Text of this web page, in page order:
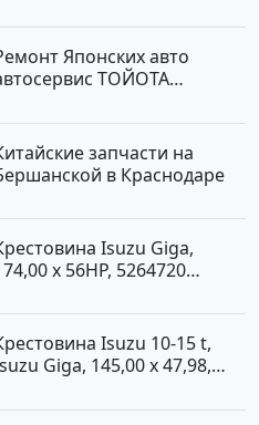
Японских авто
ТОЙОТА
запчасти на
в Краснодаре
Isuzu Giga,
x 56HP, 5264720
Isuzu 10-15 t,
Giga, 145,00 x 47,98,